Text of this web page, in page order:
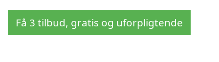
Få 3 tilbud, gratis og uforpligtende